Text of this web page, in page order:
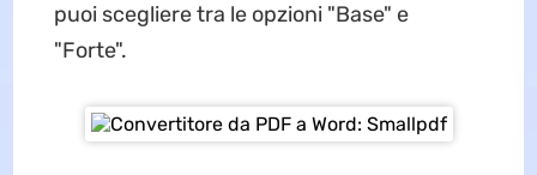
puoi scegliere tra le opzioni "Base" e
"Forte".